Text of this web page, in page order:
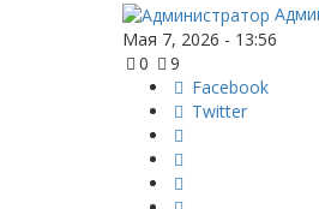
Мая 7, 2026 - 13:56
0
9
Facebook
Twitter